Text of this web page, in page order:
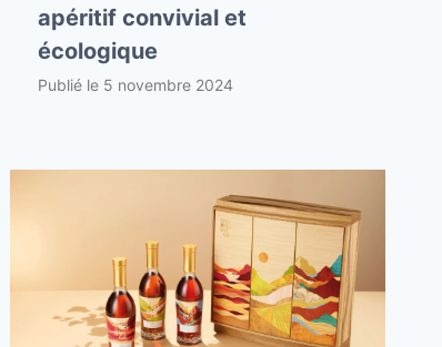
apéritif convivial et
écologique
Publié le 5 novembre 2024